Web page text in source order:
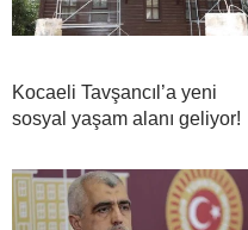
Kocaeli Tavşancıl’a yeni
sosyal yaşam alanı geliyor!